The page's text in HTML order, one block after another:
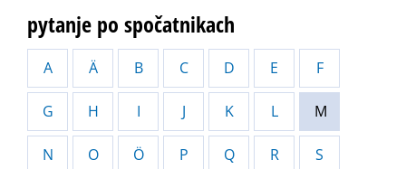
pytanje po spočatnikach
A Ä B C D E F
G H I J K L M
N O Ö P Q R S